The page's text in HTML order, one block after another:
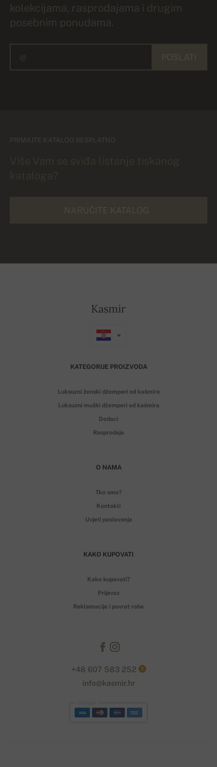
kolekcijama, rasprodajama i drugim
posebnim ponudama.
PRIMAJTE KATALOG BESPLATNO
Kasmir
KATEGORIJE PROIZVODA
Luksuzni ženski džemperi od kašmira
Luksuzni muški džemperi od kašmira
Dodaci
Rasprodaja
O NAMA
Tko smo?
Kontakti
Uvjeti poslovanja
KAKO KUPOVATI
Kako kupovati?
Prijevoz
Reklamacije i povrat robe
+48 607 583 252 ?
info@kasmir.hr